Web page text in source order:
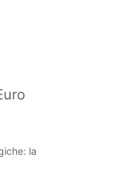
la